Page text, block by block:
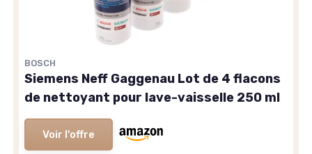
BOSCH
Siemens Neff Gaggenau Lot de 4 flacons
de nettoyant pour lave-vaisselle 250 ml
Voir l'offre